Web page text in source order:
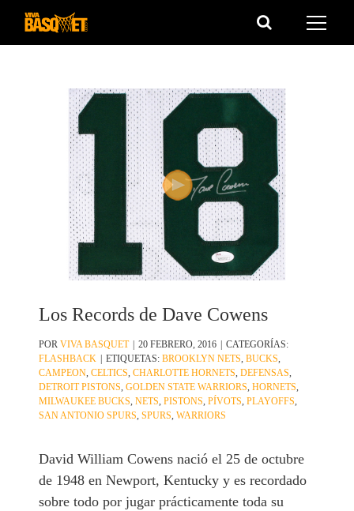
Saltar
Los Records de Dave Cowens
PORVIVA BASQUET 20 FEBRERO, 2016
CATEGORÍAS:
FLASHBACK
ETIQUETAS:BROOKLYN NETS,BUCKS,
CAMPEON,CELTICS,CHARLOTTE HORNETS,DEFENSAS,
DETROIT PISTONS,GOLDEN STATE WARRIORS,HORNETS,
MILWAUKEE BUCKS,NETS,PISTONS,PÍVOTS,PLAYOFFS,
SAN ANTONIO SPURS,SPURS,WARRIORS
David William Cowens nació el 25 de octubre
de 1948 en Newport, Kentucky y es recordado
sobre todo por jugar prácticamente toda su